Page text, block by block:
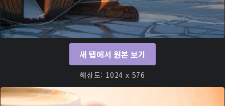
새 탭에서 원본 보기
해상도: 1024 x 576